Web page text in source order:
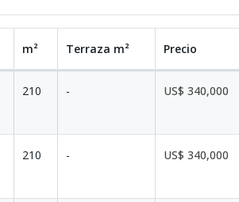
m² Terraza m² Precio
210 - US$ 340,000
210 - US$ 340,000